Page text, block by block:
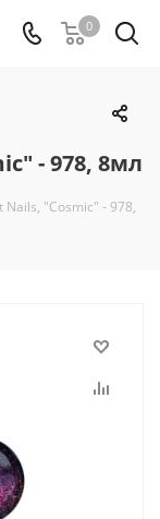
0
- 978, 8мл
Nails, "Cosmic" - 978,